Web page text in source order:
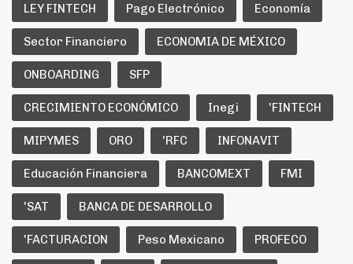
LEY FINTECH Pago Electrónico Economía
Sector Financiero ECONOMIA DE MÉXICO
ONBOARDING SFP
CRECIMIENTO ECONÓMICO Inegi 'FINTECH
MIPYMES ORO 'RFC INFONAVIT
Educación Financiera BANCOMEXT FMI
'SAT BANCA DE DESARROLLO
'FACTURACION Peso Mexicano PROFECO